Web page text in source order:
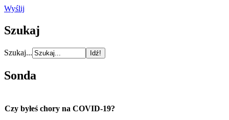
Wyślij
Szukaj
Szukaj...
Sonda
Czy byłeś chory na COVID-19?